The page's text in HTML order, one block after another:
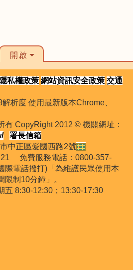
開啟
隱私權政策 網站資訊安全政策 交通
析度 使用最新版本Chrome、
有 CopyRight 2012 © 機關網址：
署長信箱
中正區愛國西路2號
免費服務電話：0800-357-
際電話撥打)「為維護民眾使用本
制10分鐘」。
五 8:30-12:30；13:30-17:30